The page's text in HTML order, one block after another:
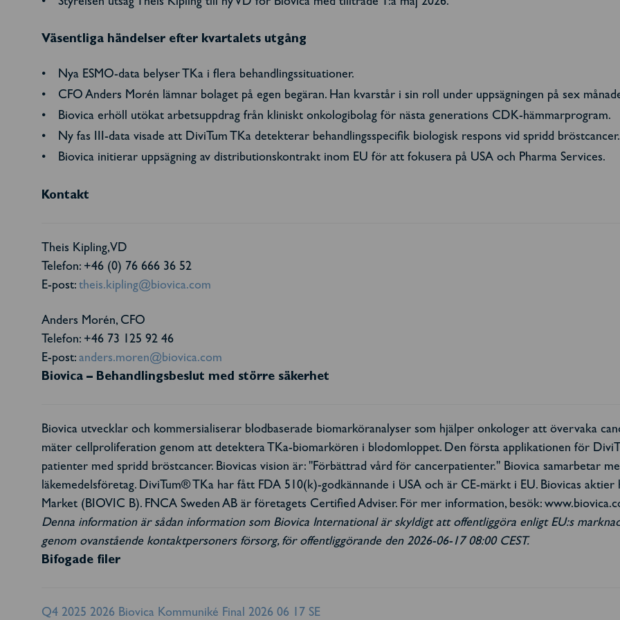
Väsentliga händelser efter kvartalets utgång
Nya ESMO-data belyser TKa i flera behandlingssituationer.
CFO Anders Morén lämnar bolaget på egen begäran. Han kvarstår i sin roll under uppsägningen på sex
Biovica erhöll utökat arbetsuppdrag från kliniskt onkologibolag för nästa generations CDK-hämmarprogram.
Ny fas III-data visade att DiviTum TKa detekterar behandlingsspecifik biologisk respons vid spridd bröstcancer.
Biovica initierar uppsägning av distributionskontrakt inom EU för att fokusera på USA och Pharma Services.
Kontakt
Theis Kipling, VD
Telefon: +46 (0) 76 666 36 52
E-post: theis.kipling@biovica.com
Anders Morén, CFO
Telefon: +46 73 125 92 46
E-post: anders.moren@biovica.com
Biovica – Behandlingsbeslut med större säkerhet
Biovica utvecklar och kommersialiserar blodbaserade biomarköranalyser som hjälper onkologer att övervaka
mäter cellproliferation genom att detektera TKa-biomarkören i blodomloppet. Den första applikationen för
patienter med spridd bröstcancer. Biovicas vision är: "Förbättrad vård för cancerpatienter." Biovica samarbetar
läkemedelsföretag. DiviTum® TKa har fått FDA 510(k)-godkännande i USA och är CE-märkt i EU. Biovicas
Market (BIOVIC B). FNCA Sweden AB är företagets Certified Adviser. För mer information, besök:
Denna information är sådan information som Biovica International är skyldigt att offentliggöra enligt EU:s
genom ovanstående kontaktpersoners försorg, för offentliggörande den 2026-06-17 08:00 CEST.
Bifogade filer
Q4 2025 2026 Biovica Kommuniké Final 2026 06 17 SE